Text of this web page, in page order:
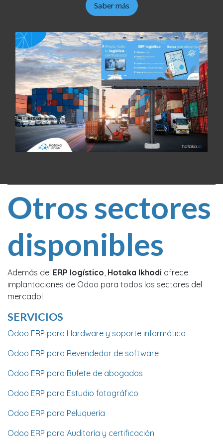
Saber más
Otros sectores
disponibles
Además del ERP logístico, Hotaka Ikhodi ofrece
implantaciones de Odoo para todos los sectores del
mercado!
SERVICIOS
Odoo ERP para Hardware y soporte informático
Odoo ERP para Revendedor de software
Odoo ERP para Bufete de abogados
Odoo ERP para Estudio fotográfico
Odoo ERP para Peluquería
Odoo ERP para Auditoría y certificación